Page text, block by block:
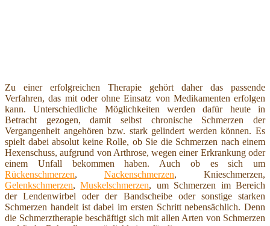
Zu einer erfolgreichen Therapie gehört daher das passende
Verfahren, das mit oder ohne Einsatz von Medikamenten erfolgen
kann. Unterschiedliche Möglichkeiten werden dafür heute in
Betracht gezogen, damit selbst chronische Schmerzen der
Vergangenheit angehören bzw. stark gelindert werden können. Es
spielt dabei absolut keine Rolle, ob Sie die Schmerzen nach einem
Hexenschuss, aufgrund von Arthrose, wegen einer Erkrankung oder
einem Unfall bekommen haben. Auch ob es sich um
Rückenschmerzen, Nackenschmerzen, Knieschmerzen,
Gelenkschmerzen,Muskelschmerzen, um Schmerzen im Bereich
der Lendenwirbel oder der Bandscheibe oder sonstige starken
Schmerzen handelt ist dabei im ersten Schritt nebensächlich. Denn
die Schmerztherapie beschäftigt sich mit allen Arten von Schmerzen